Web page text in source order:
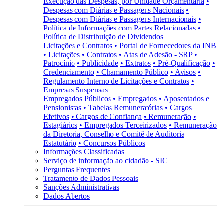
Despesas com Diárias e Passagens Nacionais •
Despesas com Diárias e Passagens Internacionais •
Política de Informações com Partes Relacionadas •
Política de Distribuição de Dividendos
Licitações e Contratos • Portal de Fornecedores da INB
• Licitações • Contratos • Atas de Adesão - SRP •
Patrocínio • Publicidade • Extratos • Pré-Qualificação •
Credenciamento • Chamamento Público • Avisos •
Regulamento Interno de Licitações e Contratos •
Empresas Suspensas
Empregados Públicos • Empregados • Aposentados e
Pensionistas • Tabelas Remuneratórias • Cargos
Efetivos • Cargos de Confiança • Remuneração •
Estagiários • Empregados Terceirizados • Remuneração
da Diretoria, Conselho e Comitê de Auditoria
Estatutário • Concursos Públicos
Informações Classificadas
Serviço de informação ao cidadão - SIC
Perguntas Frequentes
Tratamento de Dados Pessoais
Sanções Administrativas
Dados Abertos